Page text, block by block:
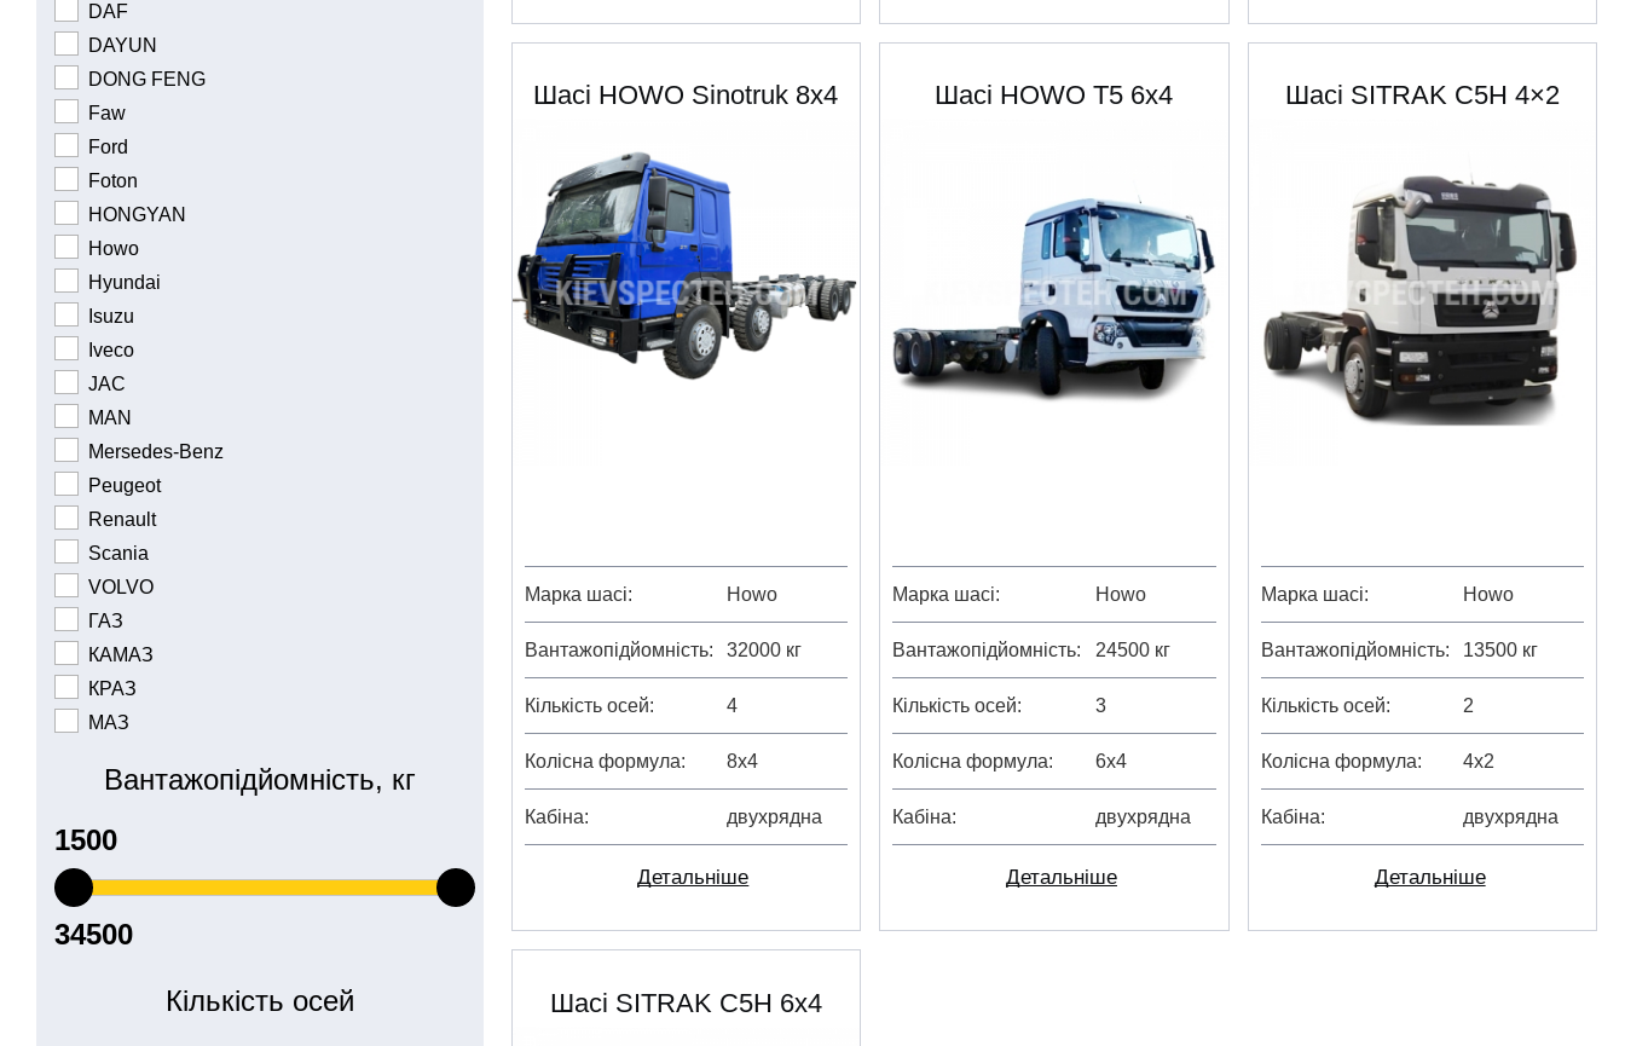
Шасі HOWO Sinotruk 8x4
Марка шасі Howo
Вантажопідйомність 32000 кг
Кількість осей 4
Колісна формула 8х4
Кабіна двухрядна
Детальніше
Шасі HOWO Т5 6х4
Марка шасі Howo
Вантажопідйомність 24500 кг
Кількість осей 3
Колісна формула 6х4
Кабіна двухрядна
Детальніше
Шасі SITRAK C5H 4×2
Марка шасі Howo
Вантажопідйомність 13500 кг
Кількість осей 2
Колісна формула 4х2
Кабіна двухрядна
Детальніше
Шасі SITRAK C5H 6х4
DAF
DAYUN
DONG FENG
Faw
Ford
Foton
HONGYAN
Howo
Hyundai
Isuzu
Iveco
JAC
MAN
Mersedes-Benz
Peugeot
Renault
Scania
VOLVO
ГАЗ
КАМАЗ
КРАЗ
МАЗ
Вантажопідйомність, кг
Кількість осей